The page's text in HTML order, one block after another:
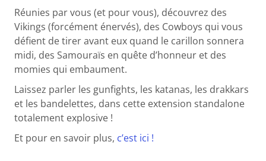
Réunies par vous (et pour vous), découvrez des
Vikings (forcément énervés), des Cowboys qui vous
défient de tirer avant eux quand le carillon sonnera
midi, des Samouraïs en quête d’honneur et des
momies qui embaument.
Laissez parler les gunfights, les katanas, les drakkars
et les bandelettes, dans cette extension standalone
totalement explosive !
Et pour en savoir plus, c’est ici !